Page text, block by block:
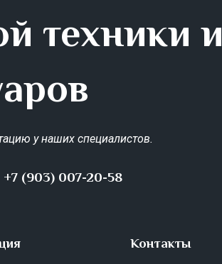
техники и
у наших специалистов.
+7 (903) 007-20-58
Контакты